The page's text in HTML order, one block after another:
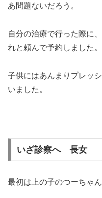
あ問題ないだろう。
自分の治療で行った際に
れと頼んで予約しました。
子供にはあんまりプレッ
いました。
いざ診察へ 長女
最初は上の子のつーちゃん